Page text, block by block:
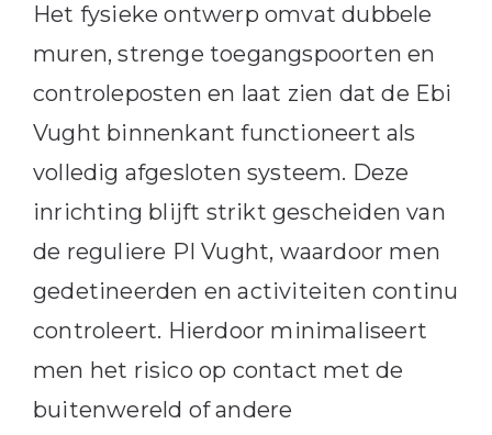
Het fysieke ontwerp omvat dubbele
muren, strenge toegangspoorten en
controleposten en laat zien dat de Ebi
Vught binnenkant functioneert als
volledig afgesloten systeem. Deze
inrichting blijft strikt gescheiden van
de reguliere PI Vught, waardoor men
gedetineerden en activiteiten continu
controleert. Hierdoor minimaliseert
men het risico op contact met de
buitenwereld of andere